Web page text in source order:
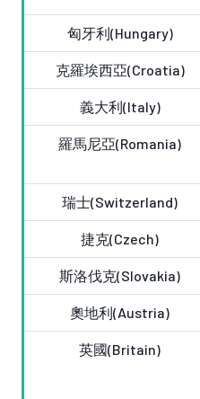
匈牙利(Hungary)
克羅埃西亞(Croatia)
義大利(Italy)
羅馬尼亞(Romania)
瑞士(Switzerland)
捷克(Czech)
斯洛伐克(Slovakia)
奧地利(Austria)
英國(Britain)